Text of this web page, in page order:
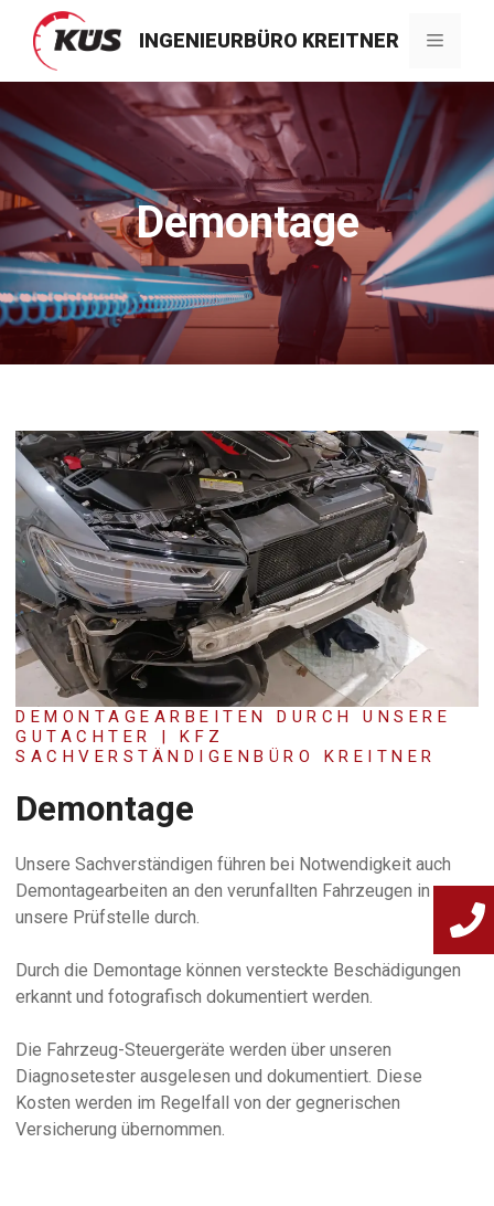
Inhalt
springen
INGENIEURBÜRO KREITNER Menü
Demontage
DEMONTAGEARBEITEN DURCH UNSERE
GUTACHTER | KFZ
SACHVERSTÄNDIGENBÜRO KREITNER
Demontage
Unsere Sachverständigen führen bei Notwendigkeit auch
Demontagearbeiten an den verunfallten Fahrzeugen in
unsere Prüfstelle durch.
Durch die Demontage können versteckte Beschädigungen
erkannt und fotografisch dokumentiert werden.
Die Fahrzeug-Steuergeräte werden über unseren
Diagnosetester ausgelesen und dokumentiert. Diese
Kosten werden im Regelfall von der gegnerischen
Versicherung übernommen.